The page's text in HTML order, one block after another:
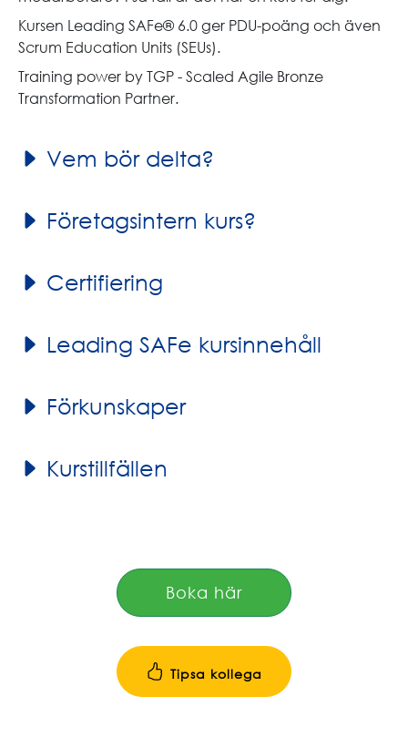
Kursen Leading SAFe® 6.0 ger PDU-poäng och även
Scrum Education Units (SEUs).
Training power by TGP - Scaled Agile Bronze
Transformation Partner.
Vem bör delta?
Företagsintern kurs?
Certifiering
Leading SAFe kursinnehåll
Förkunskaper
Kurstillfällen
Boka här
Tipsa kollega